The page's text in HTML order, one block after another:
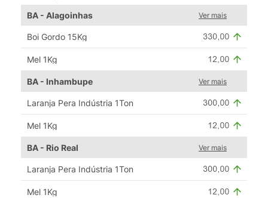
BA - Alagoinhas Ver mais
Boi Gordo 15Kg
Mel 1Kg
BA - Inhambupe Ver mais
Laranja Pera Indústria 1Ton
Mel 1Kg
BA - Rio Real Ver mais
Laranja Pera Indústria 1Ton
Mel 1Kg